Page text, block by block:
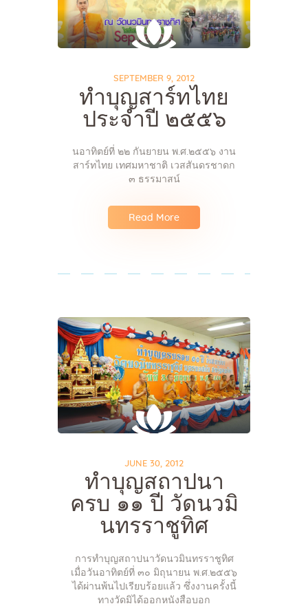
SEPTEMBER 9, 2012
ทำบุญสาร์ทไทย
ประจำปี ๒๕๕๖
นอาทิตย์ที่ ๒๒ กันยายน พ.ศ.๒๕๕๖ งาน
สาร์ทไทย เทศมหาชาติ เวสสันดรชาดก
๓ ธรรมาสน์
Read More
JUNE 30, 2012
ทำบุญสถาปนา
ครบ ๑๑ ปี วัดนวมิ
นทรราชูทิศ
การทำบุญสถาปนาวัดนวมินทรราชูทิศ
เมื่อวันอาทิตย์ที่ ๓๐ มิถุนายน พ.ศ.๒๕๕๖
ได้ผ่านพ้นไปเรียบร้อยแล้ว ซึ่งงานครั้งนี้
ทางวัดมิได้ออกหนังสือบอก